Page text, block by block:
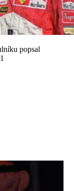
popsal